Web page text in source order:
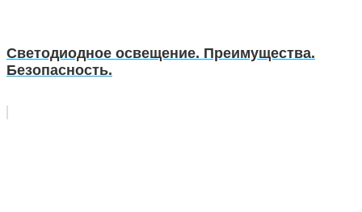
Светодиодное освещение. Преимущества.
Безопасность.